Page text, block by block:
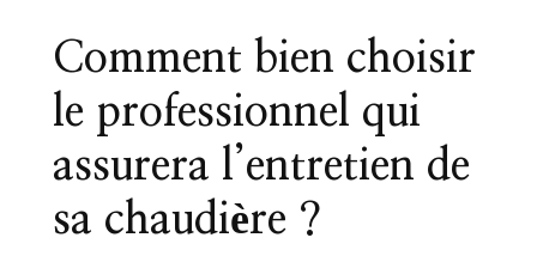
Comment bien choisir
le professionnel qui
assurera l’entretien de
sa chaudière ?